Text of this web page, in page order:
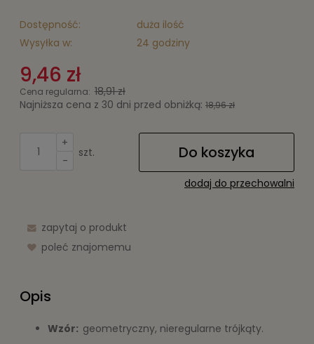
Dostępność:
duża ilość
Wysyłka w:
24 godziny
9,46 zł
Cena regularna: 18,91 zł
Najniższa cena z 30 dni przed obniżką: 18,96 zł
+
-
szt. Do koszyka
dodaj do przechowalni
zapytaj o produkt
poleć znajomemu
Opis
Wzór: geometryczny, nieregularne trójkąty.